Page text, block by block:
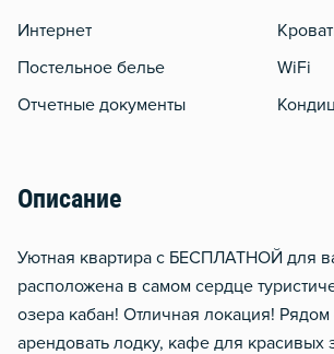
Интернет
Постельное белье
Отчетные документы
WiFi
Описание
Уютная квартира с БЕСПЛАТНОЙ для
расположена в самом сердце
озера кабан! Отличная локация!
арендовать лодку, кафе для красивых